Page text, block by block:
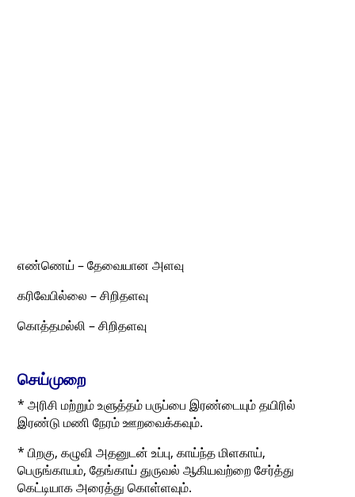
எண்ணெய் – தேவையான அளவு
கரிவேபில்லை – சிறிதளவு
கொத்தமல்லி – சிறிதளவு
செய்முறை
* அரிசி மற்றும் உளுத்தம் பருப்பை இரண்டையும் தயிரில்
இரண்டு மணி நேரம் ஊறவைக்கவும்.
* பிறகு, கழுவி அதனுடன் உப்பு, காய்ந்த மிளகாய்,
பெருங்காயம், தேங்காய் துருவல் ஆகியவற்றை சேர்த்து
கெட்டியாக அரைத்து கொள்ளவும்.